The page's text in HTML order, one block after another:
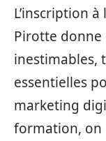
L’inscription
Pirotte donne
inestimables,
essentielles
marketing
formation, on